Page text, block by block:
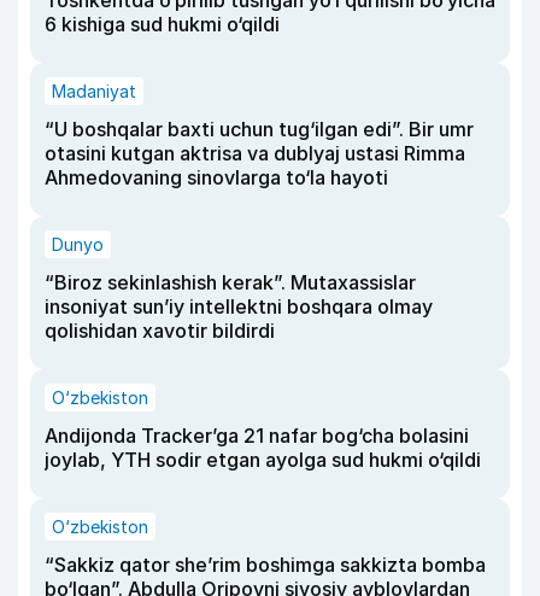
6 kishiga sud hukmi o‘qildi
Madaniyat
“U boshqalar baxti uchun tug‘ilgan edi”. Bir umr
otasini kutgan aktrisa va dublyaj ustasi Rimma
Ahmedovaning sinovlarga to‘la hayoti
Dunyo
“Biroz sekinlashish kerak”. Mutaxassislar
insoniyat sun’iy intellektni boshqara olmay
qolishidan xavotir bildirdi
O‘zbekiston
Andijonda Tracker’ga 21 nafar bog‘cha bolasini
joylab, YTH sodir etgan ayolga sud hukmi o‘qildi
O‘zbekiston
“Sakkiz qator she’rim boshimga sakkizta bomba
bo‘lgan”. Abdulla Oripovni siyosiy ayblovlardan